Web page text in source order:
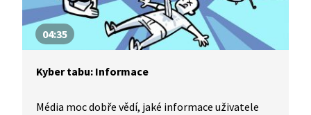
04:35
Kyber tabu: Informace
Média moc dobře vědí, jaké informace uživatele